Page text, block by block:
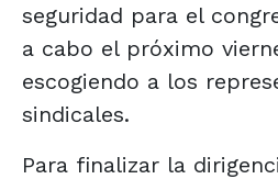
seguridad para el
a cabo el próximo
escogiendo a los
sindicales.
Para finalizar la